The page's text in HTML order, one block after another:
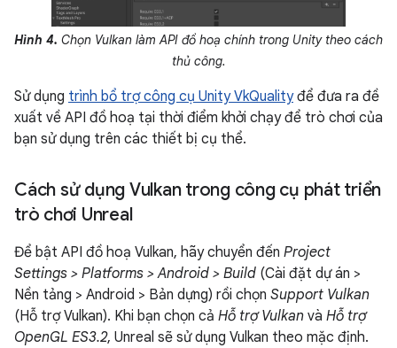
Hình 4. Chọn Vulkan làm API đồ hoạ chính trong Unity theo cách
thủ công.
Sử dụng trình bổ trợ công cụ Unity VkQualityđể đưa ra đề
xuất về API đồ hoạ tại thời điểm khởi chạy để trò chơi của
bạn sử dụng trên các thiết bị cụ thể.
Cách sử dụng Vulkan trong công cụ phát triển
trò chơi Unreal
Để bật API đồ hoạ Vulkan, hãy chuyển đến Project
Settings > Platforms > Android > Build (Cài đặt dự án >
Nền tảng > Android > Bản dựng) rồi chọn Support Vulkan
(Hỗ trợ Vulkan). Khi bạn chọn cả Hỗ trợ Vulkan và Hỗ trợ
OpenGL ES3.2, Unreal sẽ sử dụng Vulkan theo mặc định.